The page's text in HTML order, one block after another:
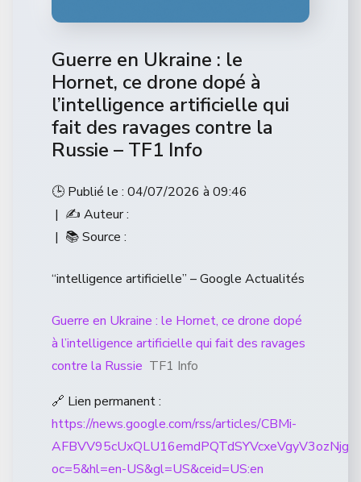
Guerre en Ukraine : le
Hornet, ce drone dopé à
l’intelligence artificielle qui
fait des ravages contre la
Russie – TF1 Info
🕒 Publié le : 04/07/2026 à 09:46
| ✍️ Auteur :
| 📚 Source :
“intelligence artificielle” – Google Actualités
Guerre en Ukraine : le Hornet, ce drone dopé
à l’intelligence artificielle qui fait des ravages
contre la Russie TF1 Info
🔗 Lien permanent :
https://news.google.com/rss/articles/CBMi-
oc=5&hl=en-US&gl=US&ceid=US:en